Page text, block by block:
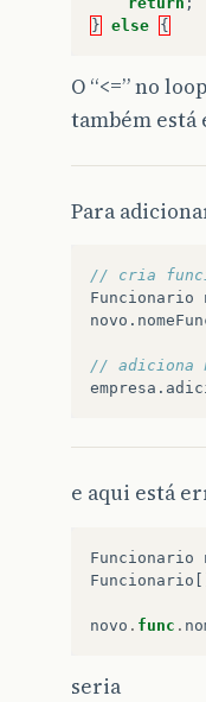
}
else {
O “<=” no
também está
Para
// cria
Funcionario
novo .
// adiciona
empresa .
e aqui está
Funcionario
Funcionario
novo . func .
seria